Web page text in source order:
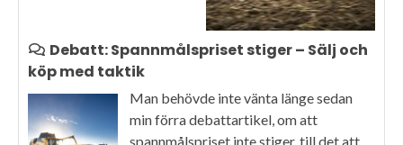
Debatt: Spannmålspriset stiger – Sälj och
köp med taktik
Man behövde inte vänta länge sedan
min förra debattartikel, om att
spannmålspriset inte stiger, till det att